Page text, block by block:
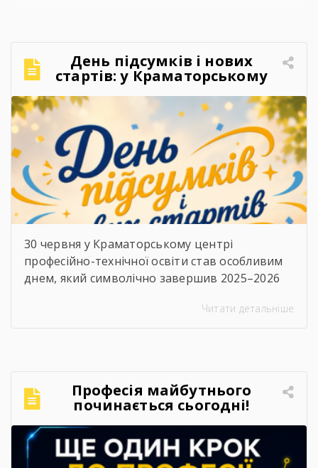
День підсумків і нових
стартів: у Краматорському
центрі ПТО завершили 2025–
2026 навчальний рік
30 червня у Краматорському центрі
професійно-технічної освіти став особливим
днем, який символічно завершив 2025–2026
дві важливі події — урочисте вручення
випускники 2026 року. Для них це стало
початком нового життєвого етапу, а для
педагогічного колективу — ще […]
Читати детальніше
Професія майбутнього
починається сьогодні!